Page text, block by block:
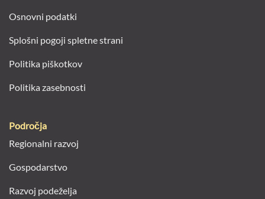
Osnovni podatki
Splošni pogoji spletne strani
Politika piškotkov
Politika zasebnosti
Področja
Regionalni razvoj
Gospodarstvo
Razvoj podeželja